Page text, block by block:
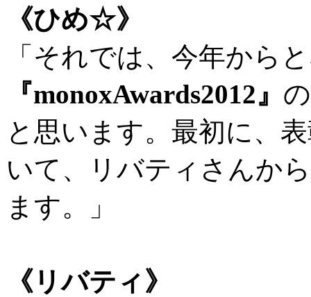
《ひめ☆》
「それでは、今年から
『monoxAwards2012』
と思います。最初に、
いて、リバティさんか
ます。」
《リバティ》